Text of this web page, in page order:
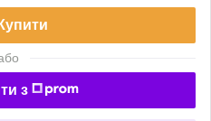
Купити
з